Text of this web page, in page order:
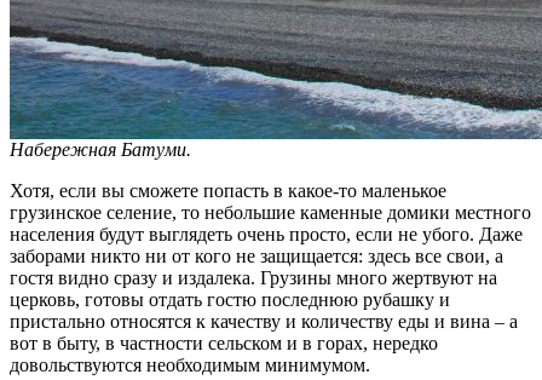
Набережная Батуми.
Хотя, если вы сможете попасть в какое-то маленькое
грузинское селение, то небольшие каменные домики местного
населения будут выглядеть очень просто, если не убого. Даже
заборами никто ни от кого не защищается: здесь все свои, а
гостя видно сразу и издалека. Грузины много жертвуют на
церковь, готовы отдать гостю последнюю рубашку и
пристально относятся к качеству и количеству еды и вина – а
вот в быту, в частности сельском и в горах, нередко
довольствуются необходимым минимумом.